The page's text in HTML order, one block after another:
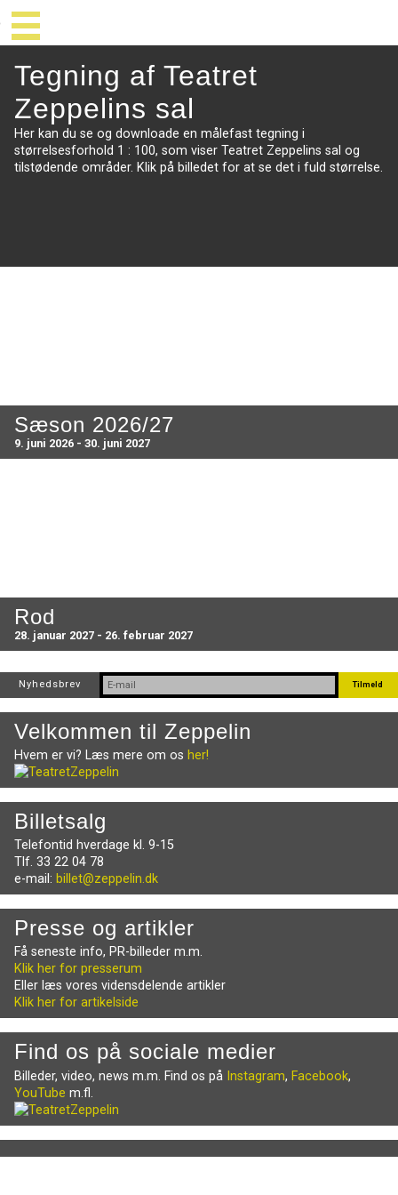
Tegning af Teatret
Zeppelins sal
Her kan du se og downloade en målefast tegning i
størrelsesforhold 1 : 100, som viser Teatret Zeppelins sal og
tilstødende områder. Klik på billedet for at se det i fuld størrelse.
Sæson 2026/27
9. juni 2026 - 30. juni 2027
Rod
28. januar 2027 - 26. februar 2027
Nyhedsbrev
Velkommen til Zeppelin
Hvem er vi? Læs mere om os her!
Billetsalg
Telefontid hverdage kl. 9-15
Tlf. 33 22 04 78
e-mail: billet@zeppelin.dk
Presse og artikler
Få seneste info, PR-billeder m.m.
Klik her for presserum
Eller læs vores vidensdelende artikler
Klik her for artikelside
Find os på sociale medier
Billeder, video, news m.m. Find os på Instagram, Facebook,
YouTube m.fl.